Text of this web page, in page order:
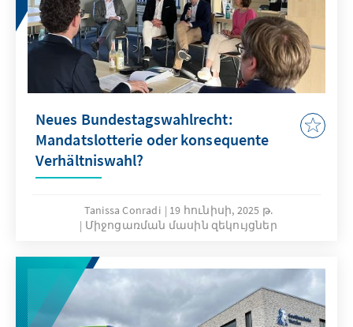
Neues Bundestagswahlrecht:
Mandatslotterie oder konsequente
Verhältniswahl?
Tanissa Conradi
19 հունիսի, 2025 թ.
Միջոցառման մասին զեկույցներ